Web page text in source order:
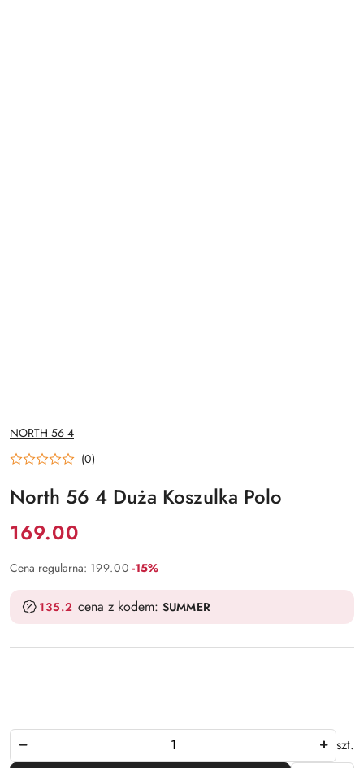
NAZWA
PRODUCENTA:
NORTH 56 4
(0)
North 56 4 Duża Koszulka Polo
Cena:
169.00
Cena regularna: 199.00 Rabat:
-15%
135.2 cena z kodem: SUMMER
szt.